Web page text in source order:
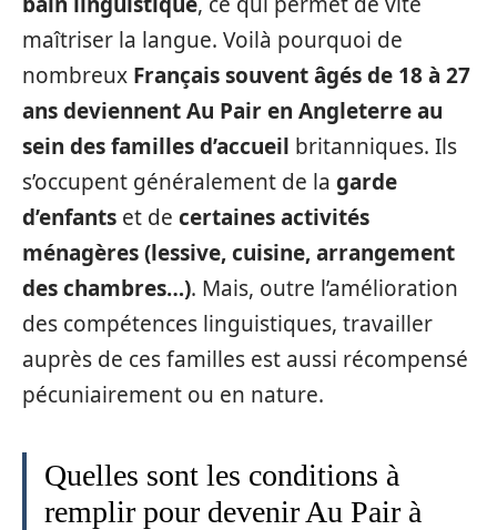
maîtriser la langue. Voilà pourquoi de
nombreux Français souvent âgés de 18 à 27
ans deviennent Au Pair en Angleterre au
sein des familles d’accueil britanniques. Ils
s’occupent généralement de la garde
d’enfants et de certaines activités
ménagères (lessive, cuisine, arrangement
des chambres…). Mais, outre l’amélioration
des compétences linguistiques, travailler
auprès de ces familles est aussi récompensé
pécuniairement ou en nature.
Quelles sont les conditions à
remplir pour devenir Au Pair à